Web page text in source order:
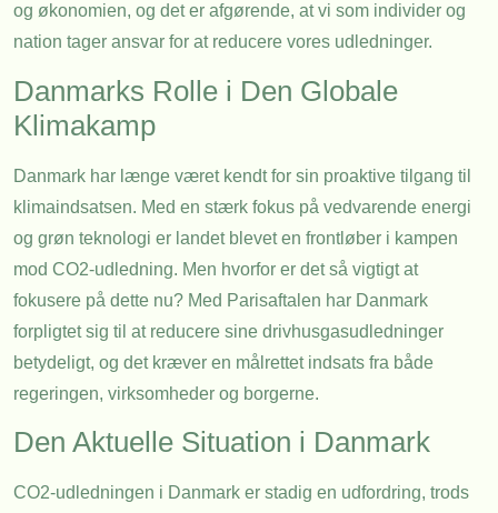
og økonomien, og det er afgørende, at vi som individer og
nation tager ansvar for at reducere vores udledninger.
Danmarks Rolle i Den Globale
Klimakamp
Danmark har længe været kendt for sin proaktive tilgang til
klimaindsatsen. Med en stærk fokus på vedvarende energi
og grøn teknologi er landet blevet en frontløber i kampen
mod CO2-udledning. Men hvorfor er det så vigtigt at
fokusere på dette nu? Med Parisaftalen har Danmark
forpligtet sig til at reducere sine drivhusgasudledninger
betydeligt, og det kræver en målrettet indsats fra både
regeringen, virksomheder og borgerne.
Den Aktuelle Situation i Danmark
CO2-udledningen i Danmark er stadig en udfordring, trods